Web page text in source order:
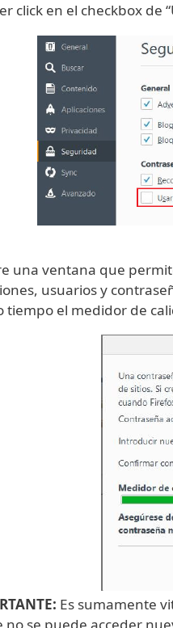
click en el checkbox de
una ventana que
usuarios y
tiempo el medidor de
Es sumamente